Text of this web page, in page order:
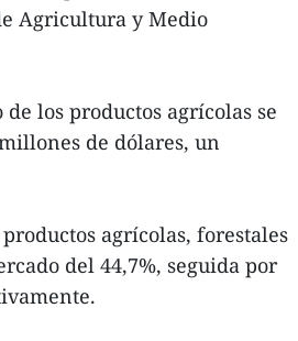
Agricultura y Medio
los productos agrícolas se
de dólares, un
agrícolas, forestales
del 44,7%, seguida por